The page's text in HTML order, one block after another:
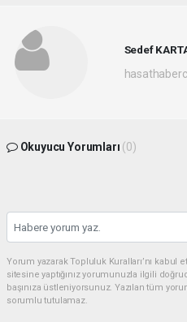
Sedef
Okuyucu Yorumları (0)
Yorum yazarak Topluluk Kuralları’nı
sitesine yaptığınız yorumunuzla ilgili
başınıza üstleniyorsunuz. Yazılan tüm
sorumlu tutulamaz.